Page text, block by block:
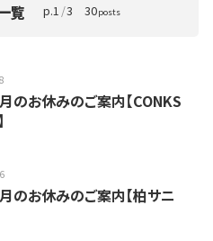
覧 p.1 /3 30posts
のお休みのご案内【CONKS
のお休みのご案内【柏サニ